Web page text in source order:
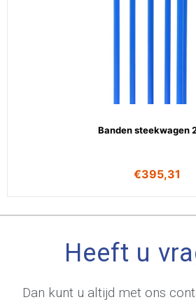
Banden steekwagen
€395,31
Heeft u
Dan kunt u altijd met ons